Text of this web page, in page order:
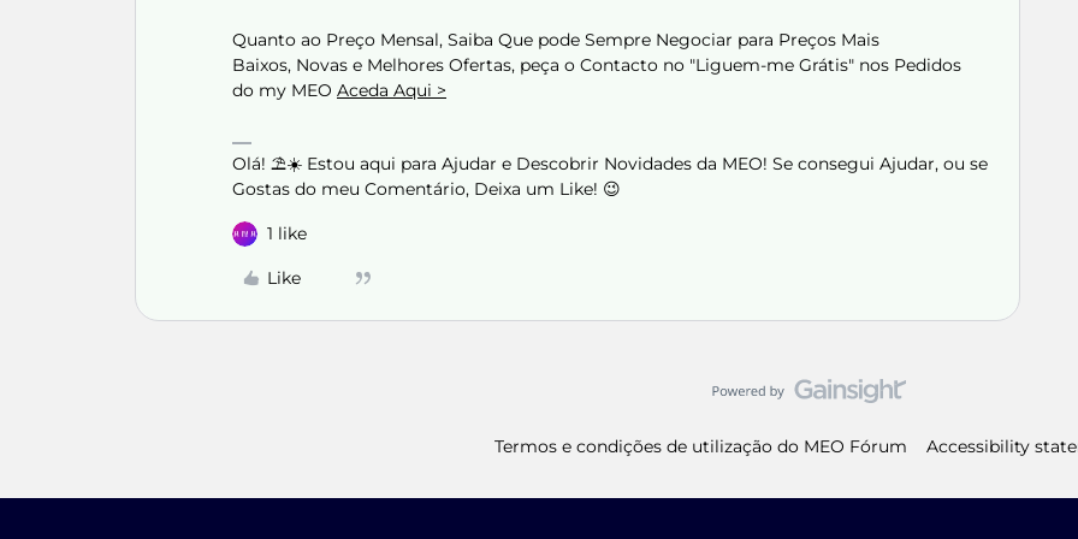
Quanto ao Preço Mensal, Saiba Que pode Sempre Negociar para Preços Mais
Baixos, Novas e Melhores Ofertas, peça o Contacto no "Liguem-me Grátis" nos Pedidos
do my MEO Aceda Aqui >
Olá! ⛱️☀️ Estou aqui para Ajudar e Descobrir Novidades da MEO! Se consegui Ajudar, ou se
Gostas do meu Comentário, Deixa um Like! 😉
1 like
Like
Termos e condições de utilização do MEO Fórum Accessibility